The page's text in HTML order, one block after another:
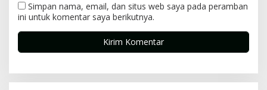
Simpan nama, email, dan situs web saya pada peramban
ini untuk komentar saya berikutnya.